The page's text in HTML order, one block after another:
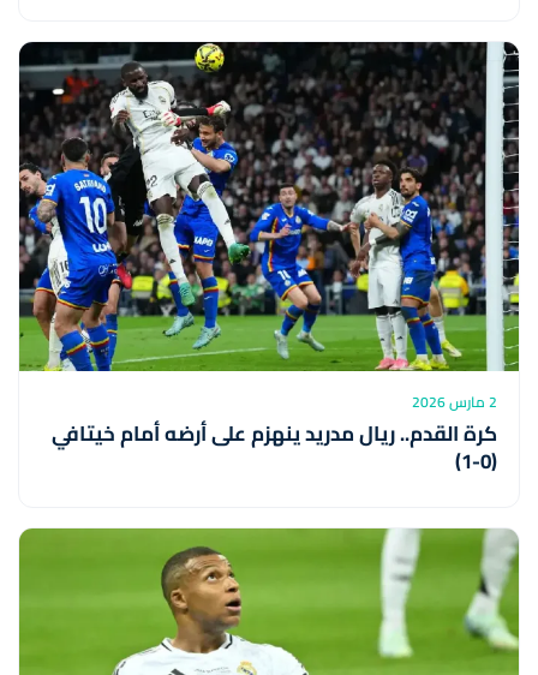
2 مارس 2026
كرة القدم.. ريال مدريد ينهزم على أرضه أمام خيتافي
(0-1)